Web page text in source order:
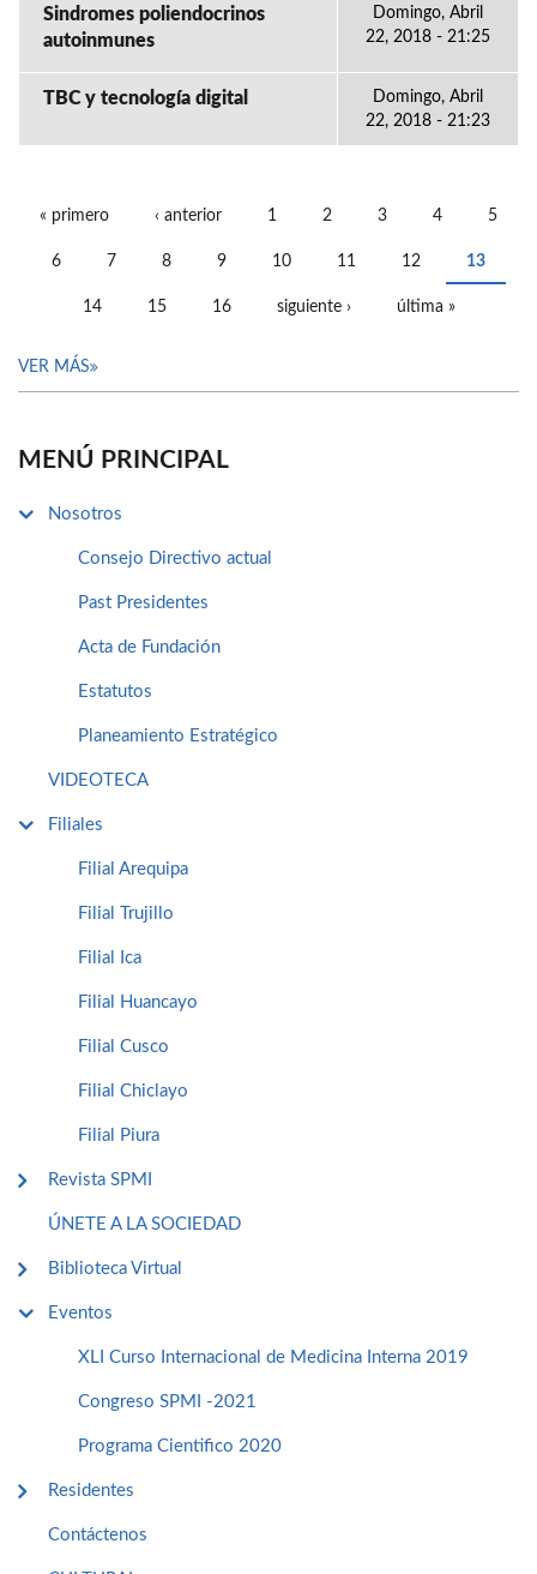
Sindromes poliendocrinos
autoinmunes
Domingo, Abril
22, 2018 - 21:25
TBC y tecnología digital
Domingo, Abril
22, 2018 - 21:23
« primero ‹ anterior 1 2 3 4 5
6 7 8 9 10 11 12 13
14 15 16 siguiente › última »
VER MÁS
MENÚ PRINCIPAL
Nosotros
Consejo Directivo actual
Past Presidentes
Acta de Fundación
Estatutos
Planeamiento Estratégico
VIDEOTECA
Filiales
Filial Arequipa
Filial Trujillo
Filial Ica
Filial Huancayo
Filial Cusco
Filial Chiclayo
Filial Piura
Revista SPMI
ÚNETE A LA SOCIEDAD
Biblioteca Virtual
Eventos
XLI Curso Internacional de Medicina Interna 2019
Congreso SPMI -2021
Programa Cientifico 2020
Residentes
Contáctenos